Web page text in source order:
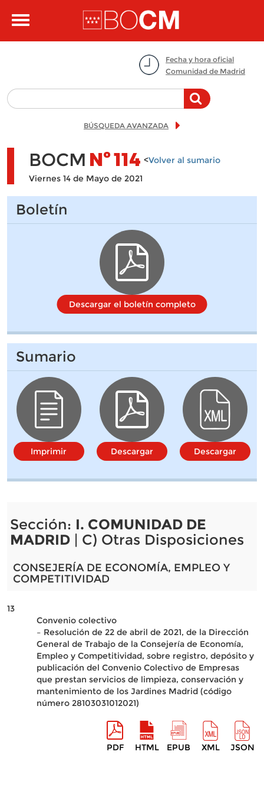
Toggle
Fecha y hora oficial
Comunidad de Madrid
BÚSQUEDA AVANZADA
BOCM Nº114 <Volver al sumario
Viernes 14 de Mayo de 2021
Boletín
Descargar el boletín completo
Sumario
Imprimir Descargar Descargar
Sección: I. COMUNIDAD DE
MADRID| C) Otras Disposiciones
CONSEJERÍA DE ECONOMÍA, EMPLEO Y
COMPETITIVIDAD
13
Convenio colectivo
– Resolución de 22 de abril de 2021, de la Dirección
General de Trabajo de la Consejería de Economía,
Empleo y Competitividad, sobre registro, depósito y
publicación del Convenio Colectivo de Empresas
que prestan servicios de limpieza, conservación y
mantenimiento de los Jardines Madrid (código
número 28103031012021)
PDF HTML EPUB XML JSON